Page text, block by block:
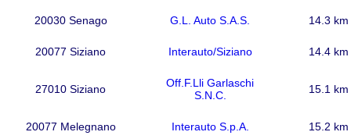
20030 Senago G.L. Auto S.A.S. 14.3 km
20077 Siziano Interauto/Siziano 14.4 km
27010 Siziano
Off.F.Lli Garlaschi
S.N.C.
15.1 km
20077 Melegnano Interauto S.p.A. 15.2 km